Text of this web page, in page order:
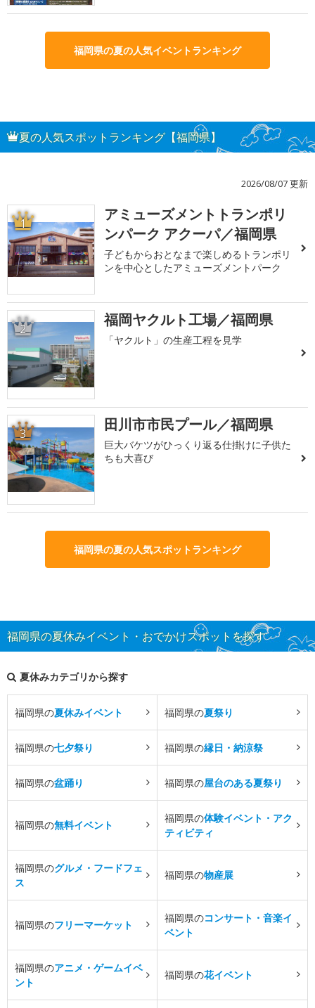
福岡県の夏の人気イベントランキング
夏の人気スポットランキング【福岡県】
2026/08/07 更新
1
アミューズメントトランポリ
ンパーク アクーパ／福岡県
子どもからおとなまで楽しめるトランポリ
ンを中心としたアミューズメントパーク
2 福岡ヤクルト工場／福岡県
「ヤクルト」の生産工程を見学
3 田川市市民プール／福岡県
巨大バケツがひっくり返る仕掛けに子供た
ちも大喜び
福岡県の夏の人気スポットランキング
福岡県の夏休みイベント・おでかけスポットを探す
夏休みカテゴリから探す
福岡県の夏休みイベント 福岡県の夏祭り
福岡県の七夕祭り 福岡県の縁日・納涼祭
福岡県の盆踊り 福岡県の屋台のある夏祭り
福岡県の無料イベント
福岡県の体験イベント・アク
ティビティ
福岡県のグルメ・フードフェ
ス
福岡県の物産展
福岡県のフリーマーケット
福岡県のコンサート・音楽イ
ベント
福岡県のアニメ・ゲームイベ
ント
福岡県の花イベント